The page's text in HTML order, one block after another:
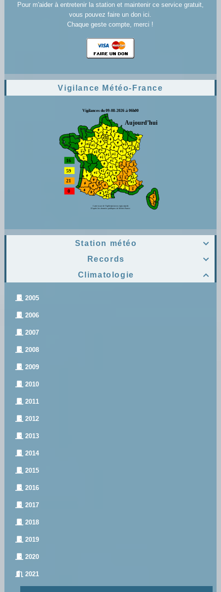
Pour m'aider à entretenir la station et maintenir ce service gratuit,
vous pouvez faire un don ici.
Chaque geste compte, merci !
Vigilance Météo-France

Station météo

Records

Climatologie
2005
2006
2007
2008
2009
2010
2011
2012
2013
2014
2015
2016
2017
2018
2019
2020
2021